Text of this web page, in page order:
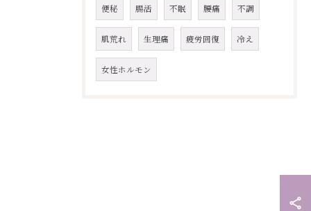
便秘 腸活 不眠 腰痛 不調
肌荒れ 生理痛 疲労回復 冷え
女性ホルモン